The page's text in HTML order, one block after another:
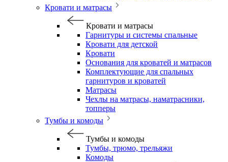
Кровати и матрасы
Кровати и матрасы
Гарнитуры и системы спальные
Кровати для детской
Кровати
Основания для кроватей и матрасов
Комплектующие для спальных
гарнитуров и кроватей
Матрасы
Чехлы на матрасы, наматрасники,
топперы
Тумбы и комоды
Тумбы и комоды
Тумбы, трюмо, трельяжи
Комоды